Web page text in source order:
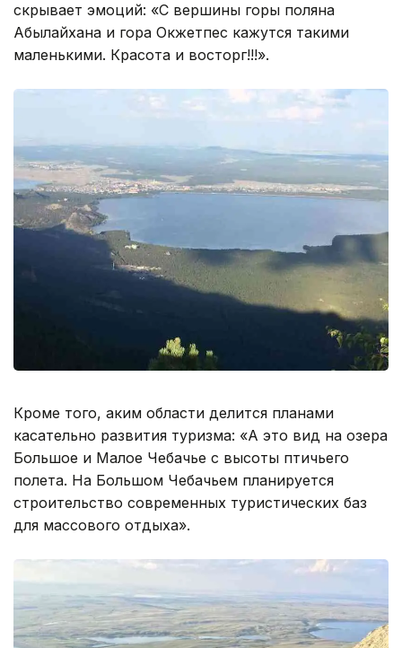
скрывает эмоций: «С вершины горы поляна
Абылайхана и гора Окжетпес кажутся такими
маленькими. Красота и восторг!!!».
Кроме того, аким области делится планами
касательно развития туризма: «А это вид на озера
Большое и Малое Чебачье с высоты птичьего
полета. На Большом Чебачьем планируется
строительство современных туристических баз
для массового отдыха».